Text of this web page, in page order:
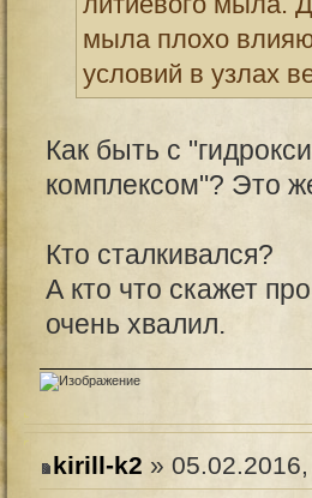
мыла плохо
условий в узлах
Как быть с
комплексом"? Это
Кто сталкивался?
А кто что скажет
очень хвалил.
kirill-k2 »